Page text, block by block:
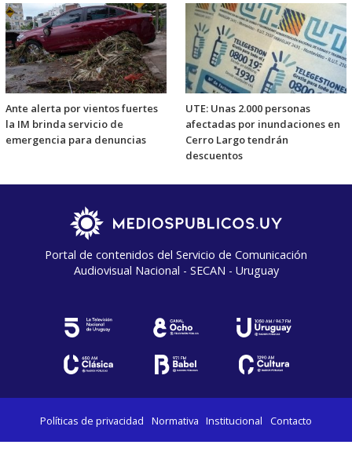
Ante alerta por vientos fuertes
la IM brinda servicio de
emergencia para denuncias
UTE: Unas 2.000 personas
afectadas por inundaciones en
Cerro Largo tendrán
descuentos
Portal de contenidos del Servicio de Comunicación
Audiovisual Nacional - SECAN - Uruguay
Políticas de privacidad Normativa Institucional Contacto